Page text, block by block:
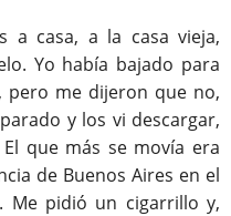
a casa, a la casa vieja,
Yo había bajado para
pero me dijeron que no,
y los vi descargar,
que más se movía era
de Buenos Aires en el
Me pidió un cigarrillo y,